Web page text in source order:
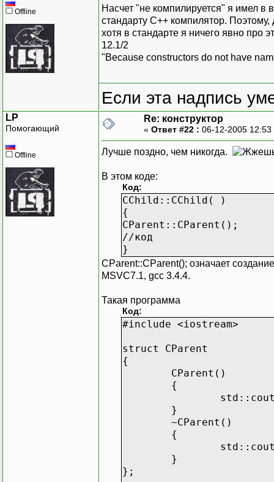
Offline
Насчет "не компилируется" я имел в
стандарту С++ компилятор.
хотя в стандарте я ничего явно про
12.1/2
"Because constructors do not have
Если эта надпись
LP
Помогающий
Offline
Re: конструктор
« Ответ #22 : 06-12-2005
Лучше поздно, чем никогда.
В этом коде:
Код:
CChild::CChild( )
{
CParent::CParent();
//код
}
CParent::CParent(); означает
MSVC7.1, gcc 3.4.4.
Такая программа
Код:
#include <iostream>
struct CParent
{
CParent()
{
}
~CParent()
{
}
};